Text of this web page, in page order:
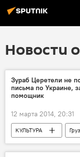
Новости
Зураб Церетели не
письма по Украине,
помощник
12 марта 2014, 20:31
КУЛЬТУРА